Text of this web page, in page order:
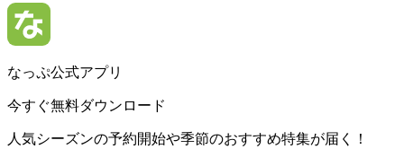
なっぷ公式アプリ
今すぐ無料ダウンロード
人気シーズンの予約開始や季節のおすすめ特集が届く！